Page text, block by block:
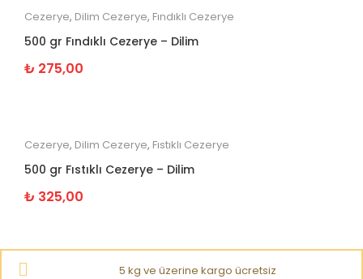
Cezerye, Dilim Cezerye, Fındıklı Cezerye
500 gr Fındıklı Cezerye – Dilim
₺ 275,00
Cezerye, Dilim Cezerye, Fıstıklı Cezerye
500 gr Fıstıklı Cezerye – Dilim
₺ 325,00
5 kg ve üzerine kargo ücretsiz